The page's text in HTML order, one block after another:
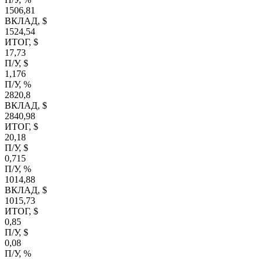
1506,81
ВКЛАД, $
1524,54
ИТОГ, $
17,73
П/У, $
1,176
П/У, %
2820,8
ВКЛАД, $
2840,98
ИТОГ, $
20,18
П/У, $
0,715
П/У, %
1014,88
ВКЛАД, $
1015,73
ИТОГ, $
0,85
П/У, $
0,08
П/У, %